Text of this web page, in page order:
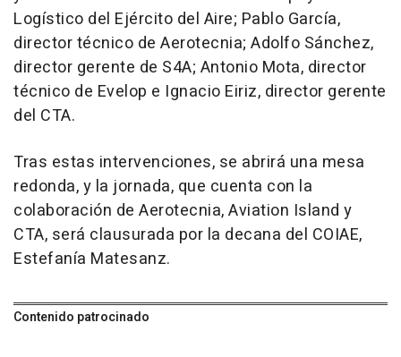
Logístico del Ejército del Aire; Pablo García,
director técnico de Aerotecnia; Adolfo Sánchez,
director gerente de S4A; Antonio Mota, director
técnico de Evelop e Ignacio Eiriz, director gerente
del CTA.
Tras estas intervenciones, se abrirá una mesa
redonda, y la jornada, que cuenta con la
colaboración de Aerotecnia, Aviation Island y
CTA, será clausurada por la decana del COIAE,
Estefanía Matesanz.
Contenido patrocinado